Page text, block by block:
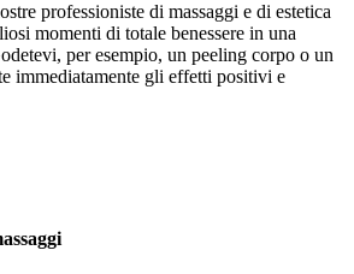
professioniste di massaggi e di estetica
momenti di totale benessere in una
per esempio, un peeling corpo o un
immediatamente gli effetti positivi e